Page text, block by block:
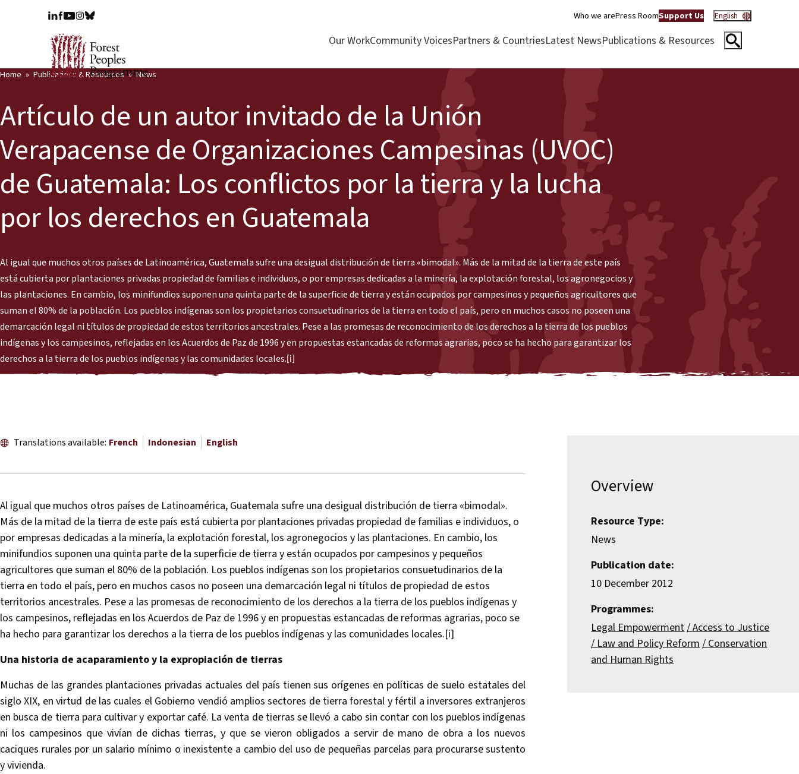
Who we arePress RoomSupport Us English
Our WorkCommunity VoicesPartners & CountriesLatest NewsPublications & Resources
Home Publications & Resources News
Artículo de un autor invitado de la Unión
Verapacense de Organizaciones Campesinas (UVOC)
de Guatemala: Los conflictos por la tierra y la lucha
por los derechos en Guatemala
Al igual que muchos otros países de Latinoamérica, Guatemala sufre una desigual distribución de tierra «bimodal». Más de la mitad de la tierra de este país
está cubierta por plantaciones privadas propiedad de familias e individuos, o por empresas dedicadas a la minería, la explotación forestal, los agronegocios y
las plantaciones. En cambio, los minifundios suponen una quinta parte de la superficie de tierra y están ocupados por campesinos y pequeños agricultores que
suman el 80% de la población. Los pueblos indígenas son los propietarios consuetudinarios de la tierra en todo el país, pero en muchos casos no poseen una
demarcación legal ni títulos de propiedad de estos territorios ancestrales. Pese a las promesas de reconocimiento de los derechos a la tierra de los pueblos
indígenas y los campesinos, reflejadas en los Acuerdos de Paz de 1996 y en propuestas estancadas de reformas agrarias, poco se ha hecho para garantizar los
derechos a la tierra de los pueblos indígenas y las comunidades locales. [i]
Translations available: French Indonesian English
Al igual que muchos otros países de Latinoamérica, Guatemala sufre una desigual distribución de tierra «bimodal».
Más de la mitad de la tierra de este país está cubierta por plantaciones privadas propiedad de familias e individuos, o
por empresas dedicadas a la minería, la explotación forestal, los agronegocios y las plantaciones. En cambio, los
minifundios suponen una quinta parte de la superficie de tierra y están ocupados por campesinos y pequeños
agricultores que suman el 80% de la población. Los pueblos indígenas son los propietarios consuetudinarios de la
tierra en todo el país, pero en muchos casos no poseen una demarcación legal ni títulos de propiedad de estos
territorios ancestrales. Pese a las promesas de reconocimiento de los derechos a la tierra de los pueblos indígenas y
los campesinos, reflejadas en los Acuerdos de Paz de 1996 y en propuestas estancadas de reformas agrarias, poco se
ha hecho para garantizar los derechos a la tierra de los pueblos indígenas y las comunidades locales.[i]
Una historia de acaparamiento y la expropiación de tierras
Muchas de las grandes plantaciones privadas actuales del país tienen sus orígenes en políticas de suelo estatales del
siglo XIX, en virtud de las cuales el Gobierno vendió amplios sectores de tierra forestal y fértil a inversores extranjeros
en busca de tierra para cultivar y exportar café. La venta de tierras se llevó a cabo sin contar con los pueblos indígenas
ni los campesinos que vivían de dichas tierras, y que se vieron obligados a servir de mano de obra a los nuevos
caciques rurales por un salario mínimo o inexistente a cambio del uso de pequeñas parcelas para procurarse sustento
y vivienda.
Overview
Resource Type:
News
Publication date:
10 December 2012
Programmes:
Legal Empowerment Access to Justice
Law and Policy Reform Conservation
and Human Rights